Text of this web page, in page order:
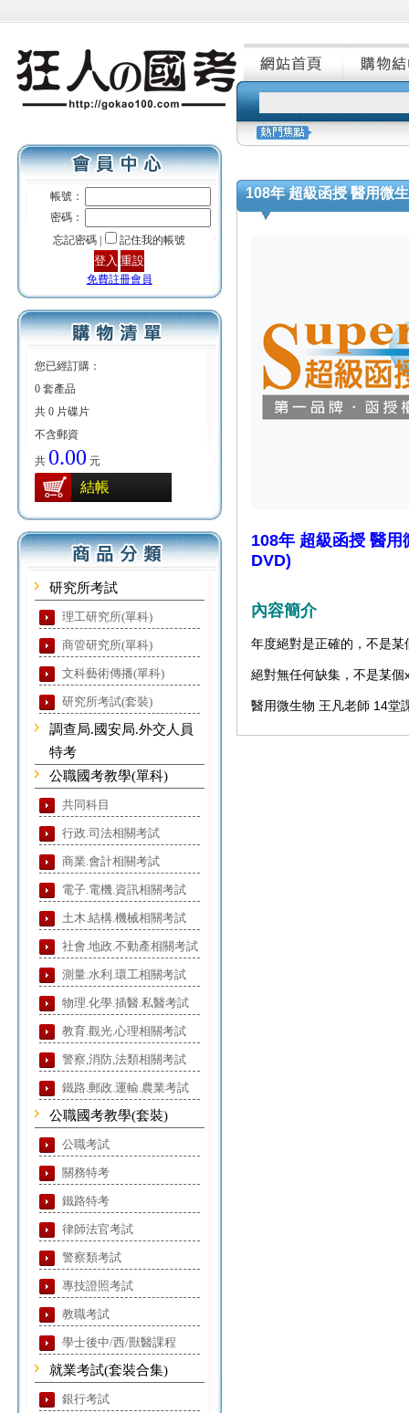
帳號：
密碼：
忘記密碼 |
記住我的帳號
免費註冊會員
您已經訂購：
0 套產品
共 0 片碟片
不含郵資
共 0.00 元
結帳
研究所考試
理工研究所(單科)
商管研究所(單科)
文科藝術傳播(單科)
研究所考試(套裝)
調查局.國安局.外交人員
特考
公職國考教學(單科)
共同科目
行政.司法相關考試
商業.會計相關考試
電子.電機.資訊相關考試
土木.結構.機械相關考試
社會.地政.不動產相關考試
測量.水利.環工相關考試
物理.化學.插醫.私醫考試
教育.觀光.心理相關考試
警察,消防,法類相關考試
鐵路.郵政.運輸.農業考試
公職國考教學(套裝)
公職考試
關務特考
鐵路特考
律師法官考試
警察類考試
專技證照考試
教職考試
學士後中/西/獸醫課程
就業考試(套裝合集)
銀行考試
108年 超級函授 醫用微
108年 超級函授 醫
DVD)
內容簡介
年度絕對是正確的，不是
絕對無任何缺集，不是某
醫用微生物 王凡老師 14堂